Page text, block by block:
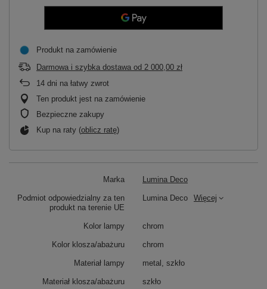
Produkt na zamówienie
Darmowa i szybka dostawa od 2 000,00 zł
14 dni na łatwy zwrot
Ten produkt jest na zamówienie
Bezpieczne zakupy
Kup na raty (oblicz ratę)
Marka Lumina Deco
Podmiot odpowiedzialny za ten
produkt na terenie UE
Lumina Deco Więcej
Kolor lampy chrom
Kolor klosza/abażuru chrom
Materiał lampy metal, szkło
Materiał klosza/abażuru szkło